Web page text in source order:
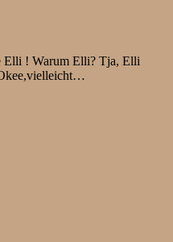
Elli ! Warum Elli? Tja, Elli